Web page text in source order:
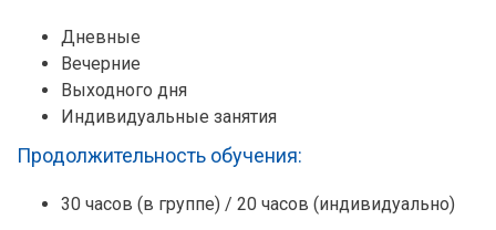
Дневные
Вечерние
Выходного дня
Индивидуальные занятия
Продолжительность обучения:
30 часов (в группе) / 20 часов (индивидуально)